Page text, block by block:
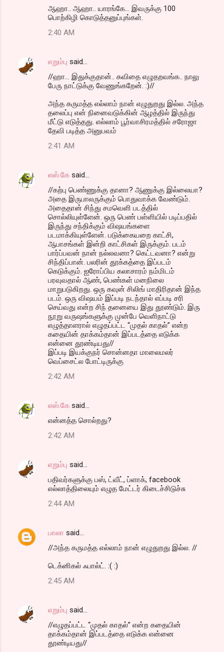
ஆஹா.. ஆஹா.. யாரங்கே... இவருக்கு 100
பொற்கிழி கொடுத்தனுப்புங்கள்.
2:40 AM
எறும்பு said…
//ஹா... இதுக்குதான்.. கவிதை எழுதறவங்க.. நாலு
பேரு நாட்டுக்கு வேணுங்கறேன். :)//
அந்த கருமத்த எல்லாம் நான் எழுதுறது இல்ல. அந்த
தலைப்பு என் நினைவடுக்கின் ஆழத்தில் இருந்து
மீட்டு எடுத்தது. எல்லாம் பூர்வாசிரமத்தில் சரோஜா
தேவி படித்த அனுபவம்
2:41 AM
எஸ்.கே said…
//கற்பு பெண்ணுக்கு தானா? ஆணுக்கு இல்லையா?
அதை இருபாலருக்கும் பொதுவாக்க வேண்டும்.
அதைதான் சிந்து சமவெளி படத்தில்
சொல்லியுள்ளேன். ஒரு பெண் பள்ளியில் படிப்பதில்
இருந்து சந்திக்கும் விஷயங்களை
படமாக்கியுள்ளேன். படுக்கையறை காட்சி,
ஆபாசங்கள் இன்றி காட்சிகள் இருக்கும். படம்
பார்ப்பவன் நான் நல்லவனா? கெட்டவனா? என்று
சிந்திப்பான். பலரின் தூக்கத்தை இப்படம்
கெடுக்கும். ஐரோப்பிய கலாசாரம் நம்மிடம்
பரவுவதால் ஆண், பெண்கள் மனநிலை
மாறுபடுகிறது. ஒரு கவுன் சிலிங் மாதிரிதான் இந்த
படம். ஒரு விஷயம் இப்படி நடந்தால் எப்படி சரி
செய்வது என்ற சிந் தனையை இது தூண்டும். இரு
நூறு வருஷங்களுக்கு முன்பே வெளிநாட்டு
எழுத்தாளரால் எழுதப்பட்ட “முதல் காதல்” என்ற
கதையின் தாக்கம்தான் இப்படத்தை எடுக்க
என்னை தூண்டியது//
இப்படி இயக்குநர் சொன்னதா மாலைமலர்
வெப்சைட்ல போட்டிருக்கு
2:42 AM
எஸ்.கே said…
என்னத்த சொல்றது?
2:42 AM
எறும்பு said…
பதிவர்களுக்கு பஸ், ட்வீட், ப்ளாக், facebook
எல்லாத்திலையும் எழுத மேட்டர் கிடைச்சிடுச்சு
2:44 AM
பாலா said…
//அந்த கருமத்த எல்லாம் நான் எழுதுறது இல்ல. //
டெக்னிகல் ஃபால்ட். :( :)
2:45 AM
எறும்பு said…
//எழுதப்பட்ட “முதல் காதல்” என்ற கதையின்
தாக்கம்தான் இப்படத்தை எடுக்க என்னை
தூண்டியது//